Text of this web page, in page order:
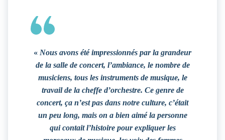
« Nous avons été impressionnés par la grandeur
de la salle de concert, l’ambiance, le nombre de
musiciens, tous les instruments de musique, le
travail de la cheffe d’orchestre. Ce genre de
concert, ça n’est pas dans notre culture, c’était
un peu long, mais on a bien aimé la personne
qui contait l’histoire pour expliquer les